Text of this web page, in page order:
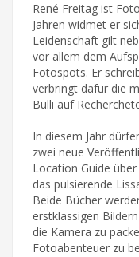
René Freitag ist
Jahren widmet er
Leidenschaft gilt
vor allem dem
Fotospots. Er
verbringt dafür die
Bulli auf
In diesem Jahr
zwei neue
Location Guide
das pulsierende
Beide Bücher
erstklassigen
die Kamera zu
Fotoabenteuer zu